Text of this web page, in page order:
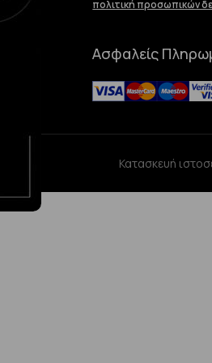
πολιτική προσωπικών
Ασφαλείς
Κατασκευή